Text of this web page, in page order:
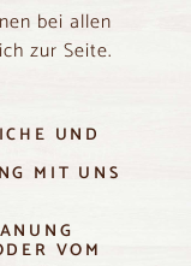
bei allen
zur Seite.
UND
MIT UNS
VOM